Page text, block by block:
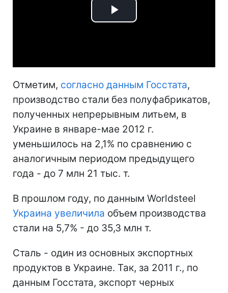
Play
Отметим, согласно данным Госстата,
производство стали без полуфабрикатов,
полученных непрерывным литьем, в
Украине в январе-мае 2012 г.
уменьшилось на 2,1% по сравнению с
аналогичным периодом предыдущего
года - до 7 млн 21 тыс. т.
В прошлом году, по данным Worldsteel
Украина увеличила объем производства
стали на 5,7% - до 35,3 млн т.
Сталь - один из основных экспортных
продуктов в Украине. Так, за 2011 г., по
данным Госстата, экспорт черных